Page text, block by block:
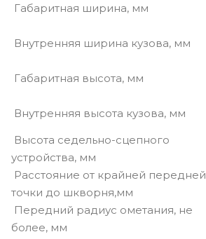
Габаритная ширина, мм
Внутренняя ширина кузова, мм
Габаритная высота, мм
Внутренняя высота кузова, мм
Высота седельно-сцепного
устройства, мм
Расстояние от крайней передней
точки до шкворня,мм
Передний радиус ометания, не
более, мм